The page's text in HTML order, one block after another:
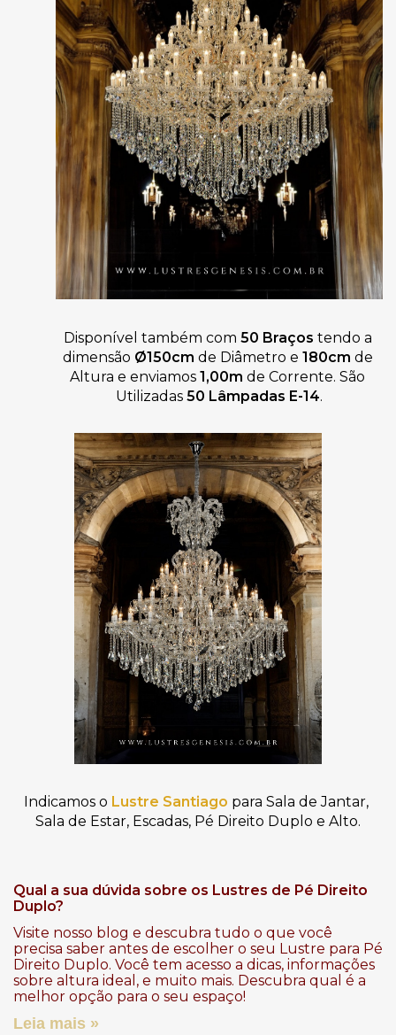
Disponível também com 50 Braços tendo a
dimensão Ø150cm de Diâmetro e 180cm de
Altura e enviamos 1,00m de Corrente. São
Utilizadas 50 Lâmpadas E-14.
Indicamos o Lustre Santiago para Sala de Jantar,
Sala de Estar, Escadas, Pé Direito Duplo e Alto.
Qual a sua dúvida sobre os Lustres de Pé Direito
Duplo?
Visite nosso blog e descubra tudo o que você
precisa saber antes de escolher o seu Lustre para Pé
Direito Duplo. Você tem acesso a dicas, informações
sobre altura ideal, e muito mais. Descubra qual é a
melhor opção para o seu espaço!
Leia mais »